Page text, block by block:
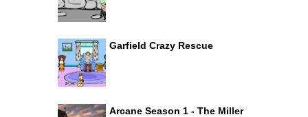
Garfield Crazy Rescue
Arcane Season 1 - The Miller